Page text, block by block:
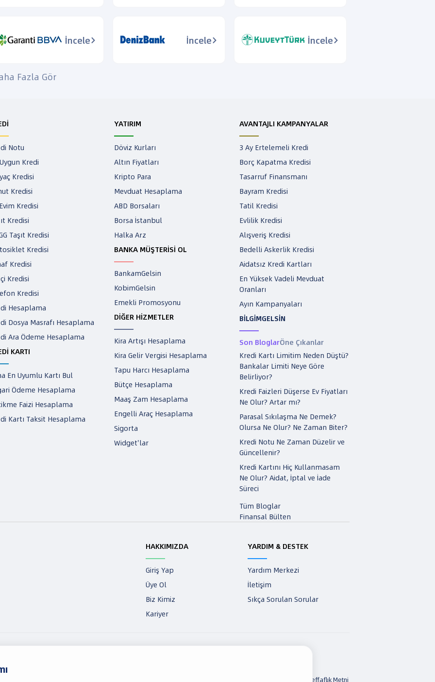
İncele İncele İncele
Fazla Gör
Notu
Kredi
Kredisi
Kredisi
Kredisi
Kredisi
Taşıt Kredisi
Kredisi
Kredisi
Kredisi
Kredisi
Hesaplama
Dosya Masrafı Hesaplama
Ara Ödeme Hesaplama
KARTI
En Uyumlu Kartı Bul
Ödeme Hesaplama
Faizi Hesaplama
Kartı Taksit Hesaplama
YATIRIM
Döviz Kurları
Altın Fiyatları
Kripto Para
Mevduat Hesaplama
ABD Borsaları
Borsa İstanbul
Halka Arz
BANKA MÜŞTERİSİ OL
BankamGelsin
KobimGelsin
Emekli Promosyonu
DİĞER HİZMETLER
Kira Artışı Hesaplama
Kira Gelir Vergisi Hesaplama
Tapu Harcı Hesaplama
Bütçe Hesaplama
Maaş Zam Hesaplama
Engelli Araç Hesaplama
Sigorta
Widget'lar
AVANTAJLI KAMPANYALAR
3 Ay Ertelemeli Kredi
Borç Kapatma Kredisi
Tasarruf Finansmanı
Bayram Kredisi
Tatil Kredisi
Evlilik Kredisi
Alışveriş Kredisi
Bedelli Askerlik Kredisi
Aidatsız Kredi Kartları
En Yüksek Vadeli Mevduat
Oranları
Ayın Kampanyaları
BİLGİMGELSİN
Son BloglarÖne Çıkanlar
Kredi Kartı Limitim Neden Düştü?
Bankalar Limiti Neye Göre
Belirliyor?
Kredi Faizleri Düşerse Ev Fiyatları
Ne Olur? Artar mı?
Parasal Sıkılaşma Ne Demek?
Olursa Ne Olur? Ne Zaman Biter?
Kredi Notu Ne Zaman Düzelir ve
Güncellenir?
Kredi Kartını Hiç Kullanmasam
Ne Olur? Aidat, İptal ve İade
Süreci
Tüm Bloglar
Finansal Bülten
HAKKIMIZDA
Giriş Yap
Üye Ol
Biz Kimiz
Kariyer
YARDIM & DESTEK
Yardım Merkezi
İletişim
Sıkça Sorulan Sorular
Şeffaflık Metni